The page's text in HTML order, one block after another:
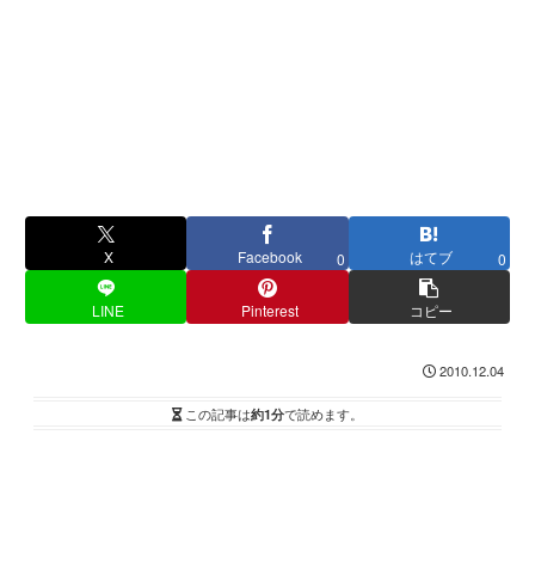
X Facebook 0 はてブ 0
LINE Pinterest コピー
2010.12.04
この記事は約1分で読めます。